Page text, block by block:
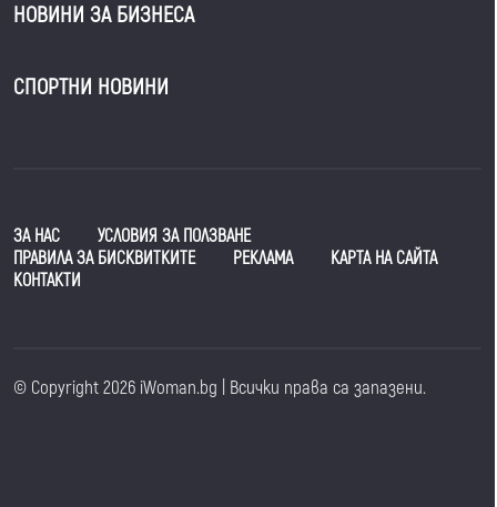
НОВИНИ ЗА БИЗНЕСА
СПОРТНИ НОВИНИ
ЗА НАС
УСЛОВИЯ ЗА ПОЛЗВАНЕ
ПРАВИЛА ЗА БИСКВИТКИТЕ
РЕКЛАМА
КАРТА НА САЙТА
КОНТАКТИ
© Copyright 2026 iWoman.bg | Всички права са запазени.